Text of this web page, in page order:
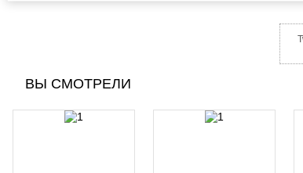
ВЫ СМОТРЕЛИ